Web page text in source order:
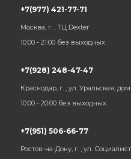
+7(977) 421-77-71
Москва, г. , ТЦ Dexter
10:00 - 21:00 без выходных
+7(928) 248-47-47
Краснодар, г. , ул. Уральская,
10:00 - 20:00 без выходных
+7(951) 506-66-77
Ростов-на-Дону, г. , ул.